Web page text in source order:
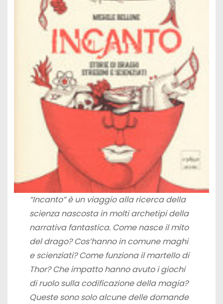
“Incanto” è un viaggio alla ricerca della
scienza nascosta in molti archetipi della
narrativa fantastica. Come nasce il mito
del drago? Cos’hanno in comune maghi
e scienziati? Come funziona il martello di
Thor? Che impatto hanno avuto i giochi
di ruolo sulla codificazione della magia?
Queste sono solo alcune delle domande